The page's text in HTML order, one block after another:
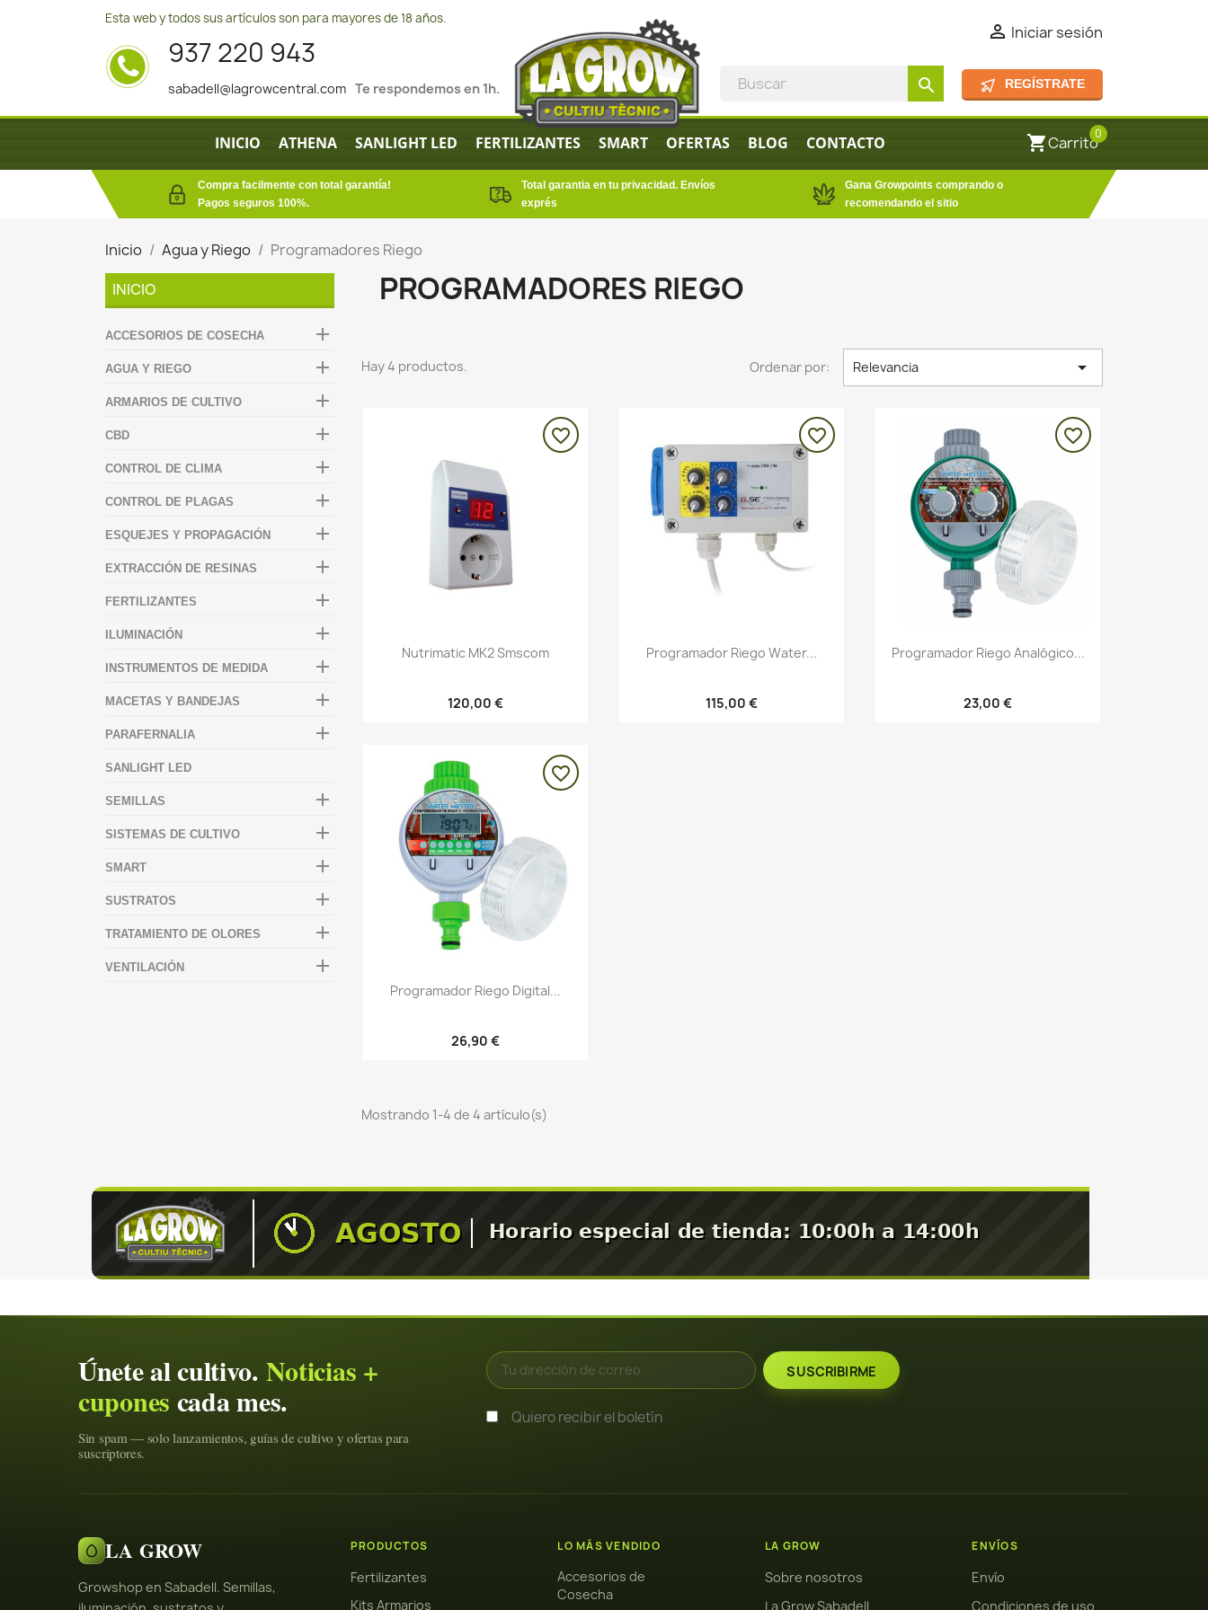
Esta web y todos sus artículos son para mayores de 18 años.
 Iniciar sesión
search REGÍSTRATE
937 220 943
sabadell@lagrowcentral.com Te respondemos en 1h.
INICIO ATHENA SANLIGHT LED FERTILIZANTES SMART OFERTAS BLOG CONTACTO shopping_cartCarrito0
Compra facilmente con total garantía!
Pagos seguros 100%.
Total garantia en tu privacidad. Envíos
exprés
Gana Growpoints comprando o
recomendando el sitio
Inicio Agua y Riego
Programadores Riego
INICIO
ACCESORIOS DE COSECHA 
AGUA Y RIEGO 
ARMARIOS DE CULTIVO 
CBD 
CONTROL DE CLIMA 
CONTROL DE PLAGAS 
ESQUEJES Y PROPAGACIÓN 
EXTRACCIÓN DE RESINAS 
FERTILIZANTES 
ILUMINACIÓN 
INSTRUMENTOS DE MEDIDA 
MACETAS Y BANDEJAS 
PARAFERNALIA 
SANLIGHT LED
SEMILLAS 
SISTEMAS DE CULTIVO 
SMART 
SUSTRATOS 
TRATAMIENTO DE OLORES 
VENTILACIÓN 
PROGRAMADORES RIEGO
Hay 4 productos. Ordenar por: Relevancia 
Vista rápida
Nutrimatic MK2 Smscom
120,00 €
favorite_border
Vista rápida
Programador Riego Water...
115,00 €
favorite_border
Vista rápida
Programador Riego Analógico...
23,00 €
favorite_border
Vista rápida
Programador Riego Digital...
26,90 €
favorite_border
Mostrando 1-4 de 4 artículo(s)
Únete al cultivo. Noticias +
cupones cada mes.
Sin spam — solo lanzamientos, guías de cultivo y ofertas para
suscriptores.
Quiero recibir el boletín
LA GROW
Growshop en Sabadell. Semillas,
PRODUCTOS
Fertilizantes
Kits Armarios
LO MÁS VENDIDO
Accesorios de
Cosecha
LA GROW
Sobre nosotros
La Grow Sabadell
ENVÍOS
Envío
Condiciones de uso